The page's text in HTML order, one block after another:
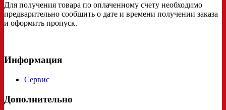
Для получения товара по оплаченному счету необходимо
предварительно сообщить о дате и времени получении заказа
и оформить пропуск.
Информация
Сервис
Дополнительно